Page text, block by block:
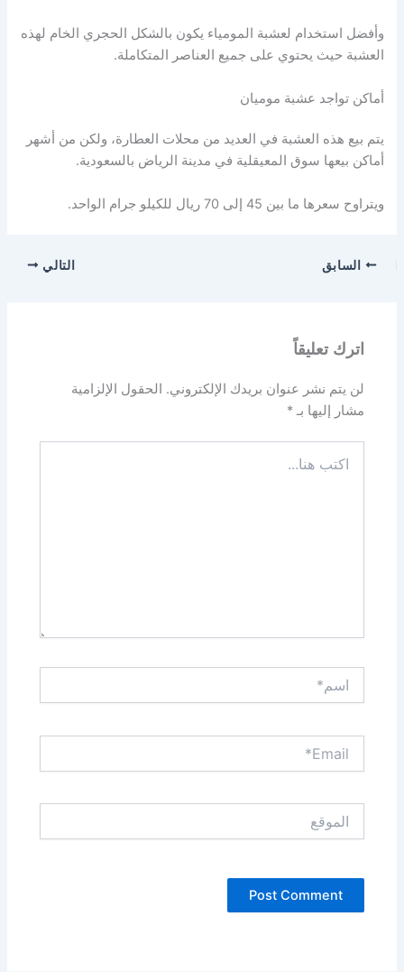
وأفضل استخدام لعشبة المومياء يكون بالشكل الحجري الخام لهذه
العشبة حيث يحتوي على جميع العناصر المتكاملة.
أماكن تواجد عشبة موميان
يتم بيع هذه العشبة في العديد من محلات العطارة، ولكن من أشهر
أماكن بيعها سوق المعيقلية في مدينة الرياض بالسعودية.
ويتراوح سعرها ما بين 45 إلى 70 ريال للكيلو جرام الواحد.
السابق التالي
اترك تعليقاً
لن يتم نشر عنوان بريدك الإلكتروني.
الحقول الإلزامية
مشار إليها بـ*
هنا...